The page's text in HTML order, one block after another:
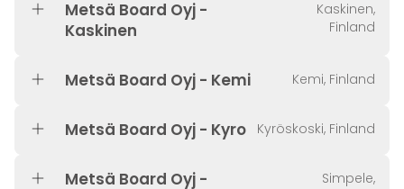
Metsä Board Oyj -
Kaskinen
Kaskinen,
Finland
Metsä Board Oyj - Kemi Kemi, Finland
Metsä Board Oyj - Kyro Kyröskoski, Finland
Metsä Board Oyj -
Simpele,